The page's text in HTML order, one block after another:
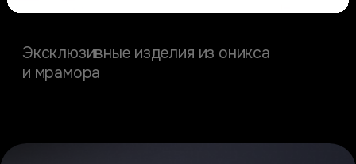
Эксклюзивные изделия из оникса
и мрамора